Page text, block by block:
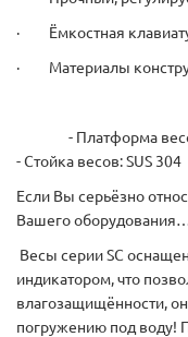
· Ёмкостная
· Материалы
- Платформа весов:
- Стойка весов: SUS 304
Если Вы серьёзно
Вашего
Весы серии SC
индикатором, что
влагозащищённости,
погружению под воду!